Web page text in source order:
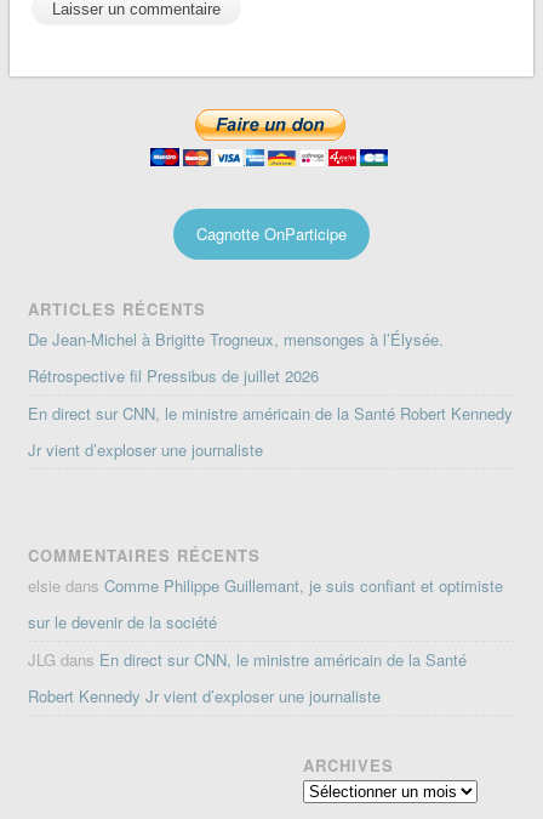
Cagnotte OnParticipe
ARTICLES RÉCENTS
De Jean-Michel à Brigitte Trogneux, mensonges à l’Élysée.
Rétrospective fil Pressibus de juillet 2026
En direct sur CNN, le ministre américain de la Santé Robert Kennedy
Jr vient d’exploser une journaliste
COMMENTAIRES RÉCENTS
elsie dansComme Philippe Guillemant, je suis confiant et optimiste
sur le devenir de la société
JLG dans En direct sur CNN, le ministre américain de la Santé
Robert Kennedy Jr vient d’exploser une journaliste
ARCHIVES
Archives